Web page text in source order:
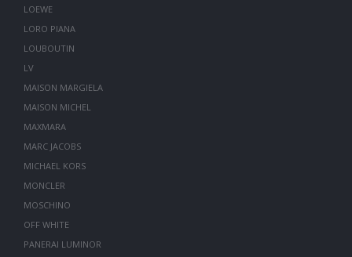
LOEWE
LORO PIANA
LOUBOUTIN
LV
MAISON MARGIELA
MAISON MICHEL
MAXMARA
MARC JACOBS
MICHAEL KORS
MONCLER
MOSCHINO
OFF WHITE
PANERAI LUMINOR